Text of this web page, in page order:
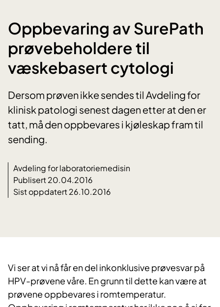
Oppbevaring av SurePath
prøvebeholdere til
væskebasert cytologi
Dersom prøven ikke sendes til Avdeling for
klinisk patologi senest dagen etter at den er
tatt, må den oppbevares i kjøleskap fram til
sending.
Avdeling for laboratoriemedisin
Publisert 20.04.2016
Sist oppdatert 26.10.2016
Vi ser at vi nå får en del inkonklusive prøvesvar på
HPV-prøvene våre. En grunn til dette kan være at
prøvene oppbevares i romtemperatur.